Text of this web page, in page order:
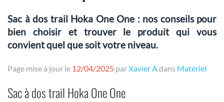
Sac à dos trail Hoka One One : nos conseils pour
bien choisir et trouver le produit qui vous
convient quel que soit votre niveau.
Page mise à jour le 12/04/2025 parXavier Adans Matériel
Sac à dos trail Hoka One One